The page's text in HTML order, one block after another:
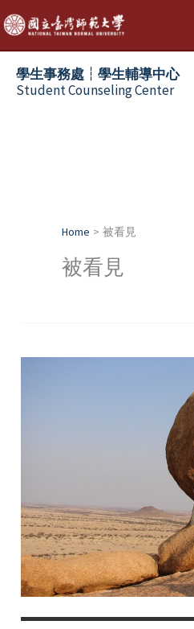
Skip
to
content
學生事務處┆學生輔導中心
Student Counseling Center
Home 被看見
被看見